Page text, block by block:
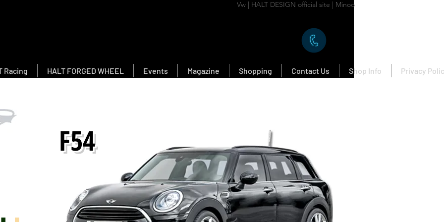
Vw | HALT DESIGN official site | Minoo
Racing HALT FORGED WHEEL Events Magazine Shopping Contact Us Shop Info Privacy
F54